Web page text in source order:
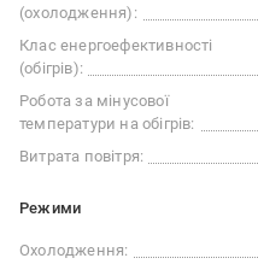
(охолодження):
Клас енергоефективності
(обігрів):
Робота за мінусової
температури на обігрів:
Витрата повітря:
Режими
Охолодження: